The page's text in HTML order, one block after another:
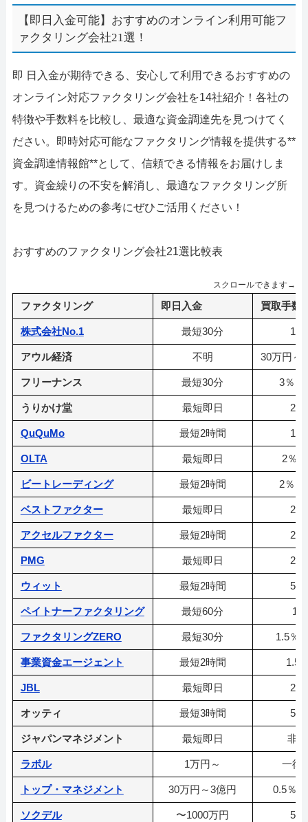
【即日入金可能】おすすめのオンライン利用可能フ
ァクタリング会社21選！
即 日入金が期待できる、安心して利用できるおすすめの
オンライン対応ファクタリング会社を14社紹介！各社の
特徴や手数料を比較し、最適な資金調達先を見つけてく
ださい。即時対応可能なファクタリング情報を提供する**
資金調達情報館**として、信頼できる情報をお届けしま
す。資金繰りの不安を解消し、最適なファクタリング所
を見つけるための参考にぜひご活用ください！
おすすめのファクタリング会社21選比較表
スクロールできます→
ファクタリング 即日入金 買取手数
株式会社No.1 最短30分 1
アウル経済 不明 30万円～
フリーナンス 最短30分 3％～
うりかけ堂 最短即日 2
QuQuMo 最短2時間 1
OLTA 最短即日 2％
ビートレーディング 最短2時間 2％～
ベストファクター 最短即日 2
アクセルファクター 最短2時間 2
PMG 最短即日 2
ウィット 最短2時間 5％
ペイトナーファクタリング 最短60分 10
ファクタリングZERO 最短30分 1.5％
事業資金エージェント 最短2時間 1.5
JBL 最短即日 2
オッティ 最短3時間 5％
ジャパンマネジメント 最短即日 非
ラボル 1万円～ 一律
トップ・マネジメント 30万円～3億円 0.5％
ソクデル 〜1000万円 5％